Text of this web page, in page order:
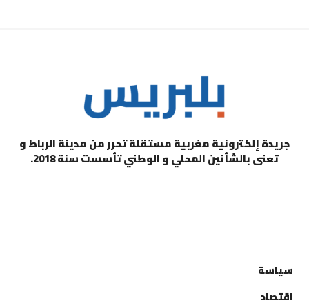
جريدة إلكترونية مغربية مستقلة تحرر من مدينة الرباط و
تعنى بالشأنين المحلي و الوطني تأسست سنة 2018.
سياسة
اقتصاد